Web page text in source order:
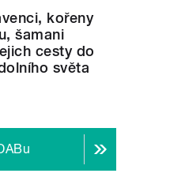
kořeny
šamani
cesty do
světa